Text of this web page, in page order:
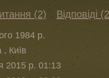
(2) Відповіді
1984 р.
, Київ
2015 р. 01:13